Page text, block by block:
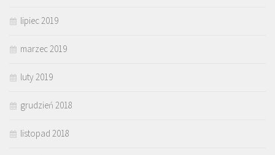
lipiec 2019
marzec 2019
luty 2019
grudzień 2018
listopad 2018